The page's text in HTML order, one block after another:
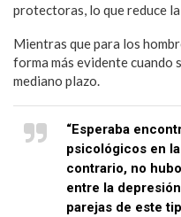
protectoras, lo que reduce
Mientras que para los
forma más evidente cuando
mediano plazo.
“Esperaba
psicológicos en
contrario, no
entre la
parejas de este